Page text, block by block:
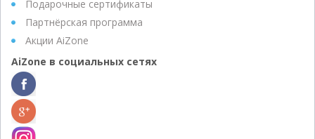
Подарочные сертификаты
Партнёрская программа
Акции AiZone
AiZone в социальных сетях